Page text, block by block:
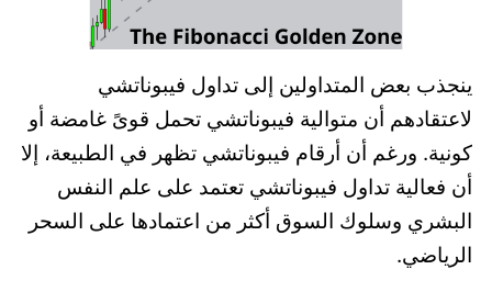
ينجذب بعض المتداولين إلى تداول فيبوناتشي
لاعتقادهم أن متوالية فيبوناتشي تحمل قوىً غامضة أو
كونية. ورغم أن أرقام فيبوناتشي تظهر في الطبيعة، إلا
أن فعالية تداول فيبوناتشي تعتمد على علم النفس
البشري وسلوك السوق أكثر من اعتمادها على السحر
الرياضي.